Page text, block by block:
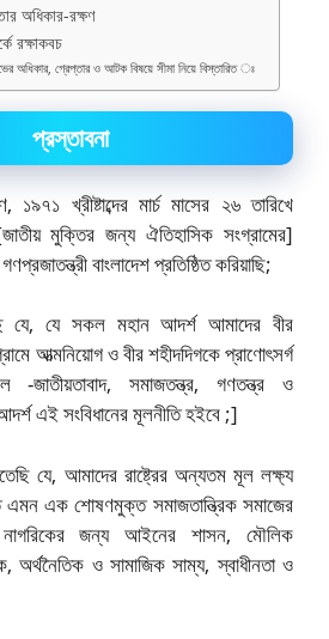
অধিকার-রক্ষণ
রক্ষাকবচ
অধিকার, গ্রেপ্তার ও আটক বিষয়ে সীমা নিয়ে বিস্তারিত ঃ
প্রস্তাবনা
খ্রীষ্টাব্দের মার্চ মাসের ২৬ তারিখে
মুক্তির জন্য ঐতিহাসিক সংগ্রামের]
বাংলাদেশ প্রতিষ্ঠিত করিয়াছি;
যে, যে সকল মহান আদর্শ আমাদের বীর
আত্মনিয়োগ ও বীর শহীদদিগকে প্রাণোৎসর্গ
-জাতীয়তাবাদ, সমাজতন্ত্র, গণতন্ত্র ও
এই সংবিধানের মূলনীতি হইবে ;]
যে, আমাদের রাষ্ট্রের অন্যতম মূল লক্ষ্য
এমন এক শোষণমুক্ত সমাজতান্ত্রিক সমাজের
নাগরিকের জন্য আইনের শাসন, মৌলিক
অর্থনৈতিক ও সামাজিক সাম্য, স্বাধীনতা ও